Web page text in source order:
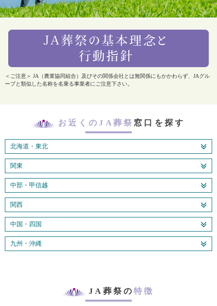
＜ご注意＞ JA（農業協同組合）及びその関係会社とは無関係にもかかわらず、JAグル
ープと類似した名称を名乗る事業者にご注意下さい。
お近くのJA葬祭 窓口を探す
北海道・東北
関東
中部・甲信越
関西
中国・四国
九州・沖縄
JA葬祭の特徴